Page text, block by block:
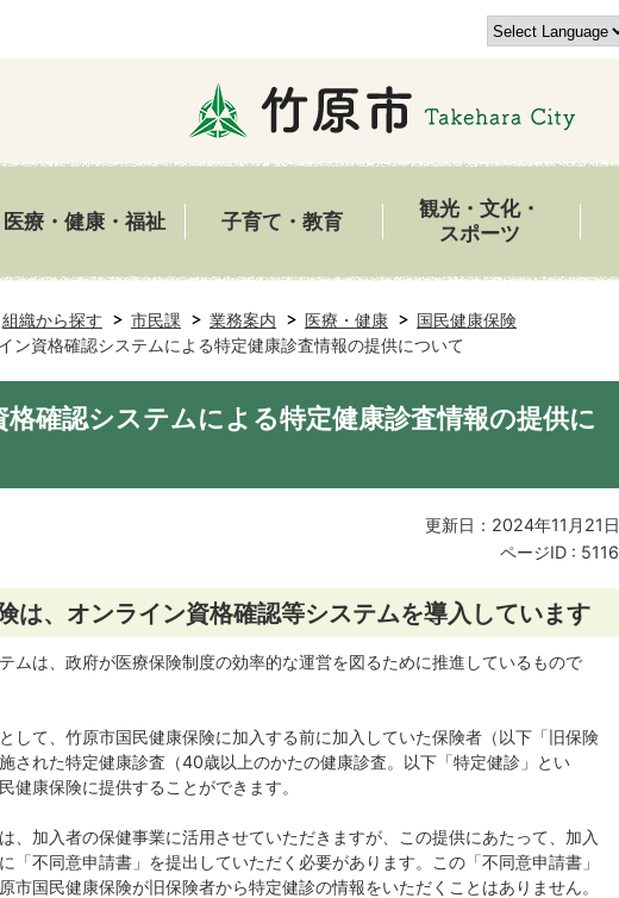
医療・健康・福祉 子育て・教育
観光・文化・
スポーツ
組織から探す 市民課 業務案内 医療・健康
国民健康保険
ン資格確認システムによる特定健康診査情報の提供について
確認システムによる特定健康診査情報の提供に
更新日：2024年11月21日
ページID : 5116
は、オンライン資格確認等システムを導入しています
ムは、政府が医療保険制度の効率的な運営を図るために推進しているもので
して、竹原市国民健康保険に加入する前に加入していた保険者（以下「旧保険
された特定健康診査（40歳以上のかたの健康診査。以下「特定健診」とい
健康保険に提供することができます。
、加入者の保健事業に活用させていただきますが、この提供にあたって、加入
「不同意申請書」を提出していただく必要があります。この「不同意申請書」
市国民健康保険が旧保険者から特定健診の情報をいただくことはありません。